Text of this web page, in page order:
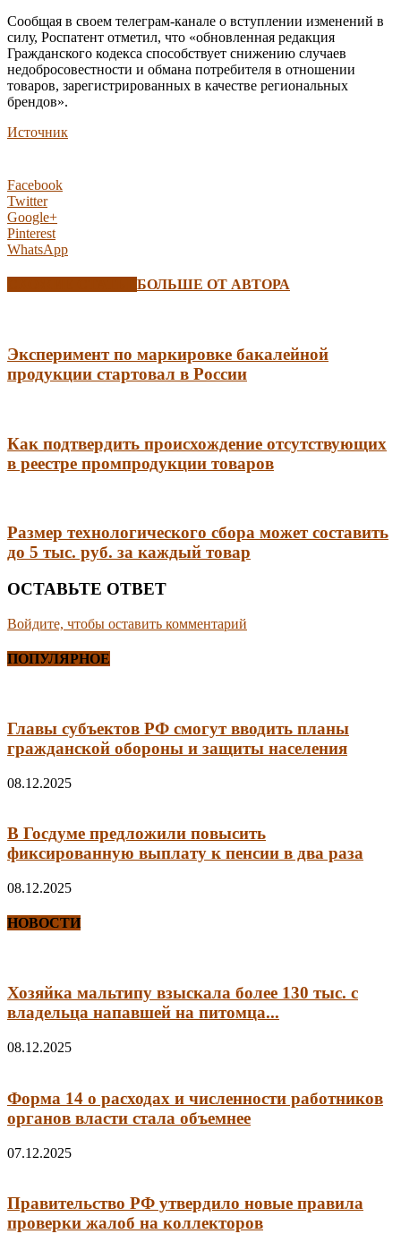
Сообщая в своем телеграм-канале о вступлении изменений в
силу, Роспатент отметил, что «обновленная редакция
Гражданского кодекса способствует снижению случаев
недобросовестности и обмана потребителя в отношении
товаров, зарегистрированных в качестве региональных
брендов».
Источник
Facebook
Twitter
Google+
Pinterest
WhatsApp
БОЛЬШЕ ОТ АВТОРА
Эксперимент по маркировке бакалейной
продукции стартовал в России
Как подтвердить происхождение отсутствующих
в реестре промпродукции товаров
Размер технологического сбора может составить
до 5 тыс. руб. за каждый товар
ОСТАВЬТЕ ОТВЕТ
Войдите, чтобы оставить комментарий
ПОПУЛЯРНОЕ
Главы субъектов РФ смогут вводить планы
гражданской обороны и защиты населения
08.12.2025
В Госдуме предложили повысить
фиксированную выплату к пенсии в два раза
08.12.2025
НОВОСТИ
Хозяйка мальтипу взыскала более 130 тыс. с
владельца напавшей на питомца...
08.12.2025
Форма 14 о расходах и численности работников
органов власти стала объемнее
07.12.2025
Правительство РФ утвердило новые правила
проверки жалоб на коллекторов